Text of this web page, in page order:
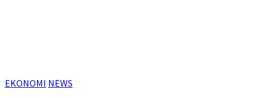
EKONOMI NEWS